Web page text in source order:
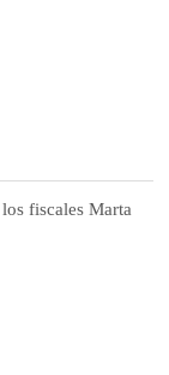
fiscales Marta